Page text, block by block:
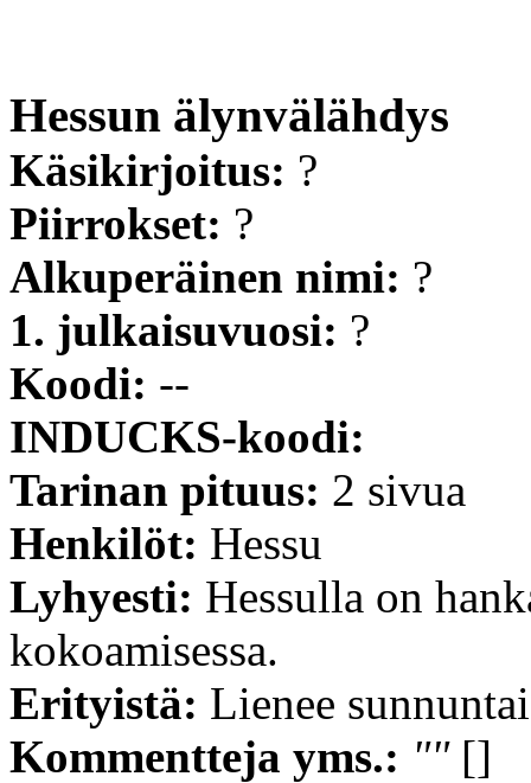
Hessun älynvälähdys
Käsikirjoitus: ?
Piirrokset: ?
Alkuperäinen nimi: ?
1. julkaisuvuosi: ?
Koodi: --
INDUCKS-koodi:
Tarinan pituus: 2 sivua
Henkilöt: Hessu
Lyhyesti: Hessulla on
kokoamisessa.
Erityistä: Lienee
Kommentteja yms.: ""[]